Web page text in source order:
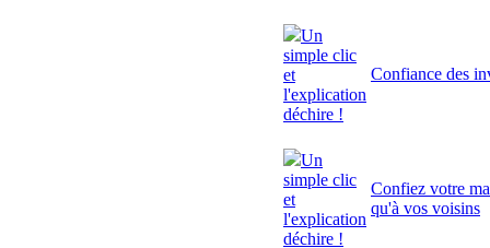
Un
simple clic
et
l'explication
déchire !
Confiance des
Un
simple clic
et
l'explication
déchire !
Confiez votre
qu'à vos voisins